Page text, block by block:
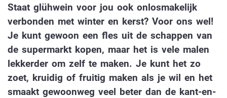
Staat glühwein voor jou ook onlosmakelijk
verbonden met winter en kerst? Voor ons wel!
Je kunt gewoon een fles uit de schappen van
de supermarkt kopen, maar het is vele malen
lekkerder om zelf te maken. Je kunt het zo
zoet, kruidig of fruitig maken als je wil en het
smaakt gewoonweg veel beter dan de kant-en-